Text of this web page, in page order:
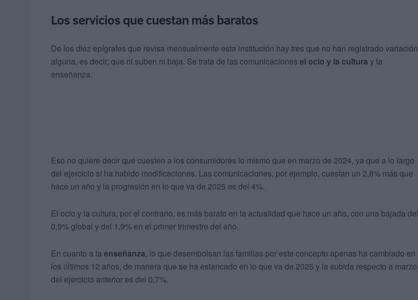
Los servicios que cuestan más baratos
De los diez epígrafes que revisa mensualmente esta institución hay tres que no han registrado variación
alguna, es decir, que ni suben ni baja. Se trata de las comunicaciones el ocio y la cultura y la
enseñanza.
Eso no quiere decir que cuesten a los consumidores lo mismo que en marzo de 2024, ya que a lo largo
del ejercicio sí ha habido modificaciones. Las comunicaciones, por ejemplo, cuestan un 2,8% más que
hace un año y la progresión en lo que va de 2025 es del 4%.
El ocio y la cultura, por el contrario, es más barato en la actualidad que hace un año, con una bajada del
0,9% global y del 1,9% en el primer trimestre del año.
En cuanto a la enseñanza, lo que desembolsan las familias por este concepto apenas ha cambiado en
los últimos 12 años, de manera que se ha estancado en lo que va de 2025 y la subida respecto a marzo
del ejercicio anterior es del 0,7%.